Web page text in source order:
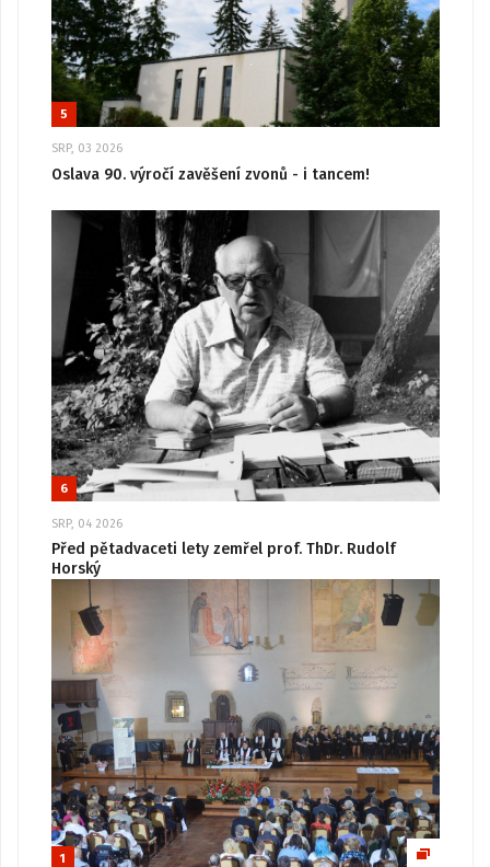
5
SRP, 03 2026
Oslava 90. výročí zavěšení zvonů - i tancem!
6
SRP, 04 2026
Před pětadvaceti lety zemřel prof. ThDr. Rudolf
Horský
1